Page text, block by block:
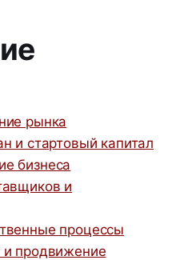
рынка
и стартовый капитал
бизнеса
и
процессы
и продвижение